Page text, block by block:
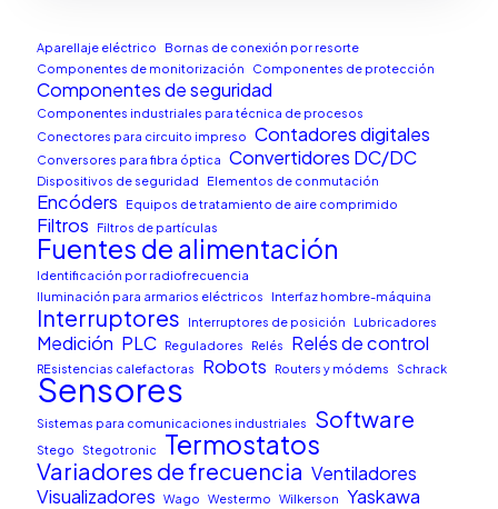
Aparellaje eléctrico
Bornas de conexión por resorte
Componentes de monitorización
Componentes de protección
Componentes de seguridad
Componentes industriales para técnica de procesos
Conectores para circuito impreso
Contadores digitales
Conversores para fibra óptica Convertidores DC/DC
Dispositivos de seguridad Elementos de conmutación
Encóders Equipos de tratamiento de aire comprimido
Filtros Filtros de partículas
Fuentes de alimentación
Identificación por radiofrecuencia
Iluminación para armarios eléctricos
Interfaz hombre-máquina
Interruptores Interruptores de posición Lubricadores
Medición PLC Reguladores Relés Relés de control
REsistencias calefactoras Robots Routers y módems Schrack
Sensores
Sistemas para comunicaciones industriales Software
Stego Stegotronic Termostatos
Variadores de frecuencia Ventiladores
Visualizadores
Wago Westermo Wilkerson Yaskawa